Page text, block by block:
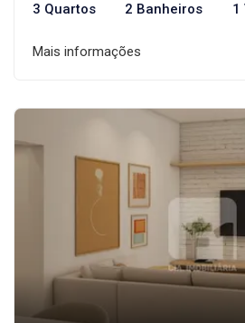
3 Quartos 2 Banheiros 1
Mais informações